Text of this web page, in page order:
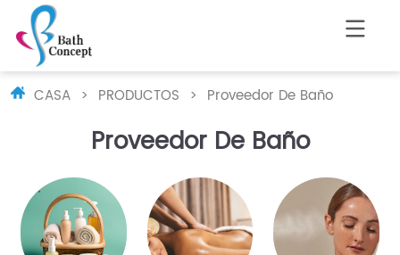
CASA > PRODUCTOS > Proveedor De Baño
Proveedor De Baño